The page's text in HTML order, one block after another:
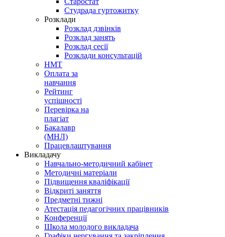
Студрада гуртожитку
Розклади
Розклад дзвінків
Розклад занять
Розклад сесії
Розклади консультацій
НМТ
Оплата за
навчання
Рейтинг
успішності
Перевірка на
плагіат
Бакалавр
(МНЛ)
Працевлаштування
Викладачу
Навчально-методичний кабінет
Методичні матеріали
Підвищення кваліфікації
Відкриті заняття
Предметні тижні
Атестація педагогічних працівників
Конференції
Школа молодого викладача